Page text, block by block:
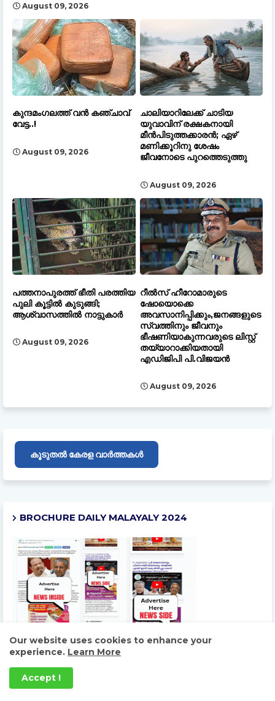
August 09, 2026
കുന്ദമംഗലത്ത് വൻ കഞ്ചാവ്‌
വേട്ട..!
August 09, 2026
ചാലിയാറിലേക്ക് ചാടിയ
യുവാവിന് രക്ഷകനായി
മീൻപിടുത്തക്കാരൻ; ഏഴ്
മണിക്കൂറിനു ശേഷം
ജീവനോടെ പുറത്തെടുത്തു
August 09, 2026
പത്തനാപുരത്ത് ഭീതി പരത്തിയ
പുലി കൂട്ടിൽ കുടുങ്ങി;
ആശ്വാസത്തിൽ നാട്ടുകാർ
August 09, 2026
റീൽസ് ഹീറോമാരുടെ
ഷോയൊക്കെ
അവസാനിപ്പിക്കും,ജനങ്ങളുടെ
സ്വത്തിനും ജീവനും
ഭീഷണിയാകുന്നവരുടെ ലിസ്റ്റ്
തയ്യാറാക്കിയതായി
എഡിജിപി പി.വിജയൻ
August 09, 2026
കൂടുതൽ കേരള വാർത്തകൾ
BROCHURE DAILY MALAYALY 2024
Our website uses cookies to enhance your
experience. Learn More
Accept !